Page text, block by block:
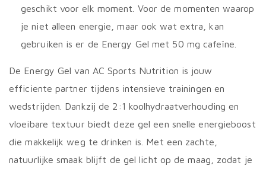
geschikt voor elk moment. Voor de momenten waarop
je niet alleen energie, maar ook wat extra, kan
gebruiken is er de Energy Gel met 50 mg cafeïne.
De Energy Gel van AC Sports Nutrition is jouw
efficiente partner tijdens intensieve trainingen en
wedstrijden. Dankzij de 2:1 koolhydraatverhouding en
vloeibare textuur biedt deze gel een snelle energieboost
die makkelijk weg te drinken is. Met een zachte,
natuurlijke smaak blijft de gel licht op de maag, zodat je